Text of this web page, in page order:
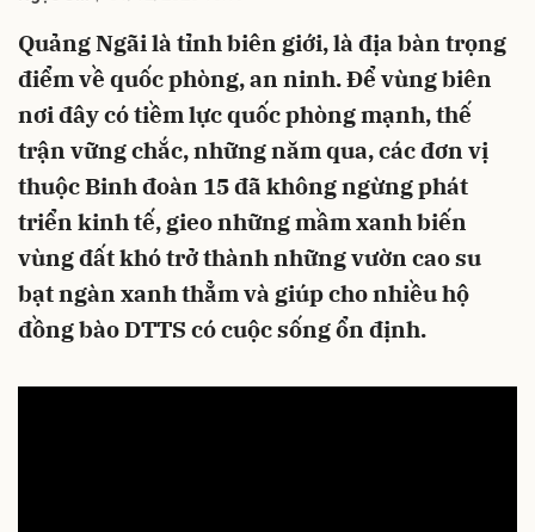
Quảng Ngãi là tỉnh biên giới, là địa bàn trọng
điểm về quốc phòng, an ninh. Để vùng biên
nơi đây có tiềm lực quốc phòng mạnh, thế
trận vững chắc, những năm qua, các đơn vị
thuộc Binh đoàn 15 đã không ngừng phát
triển kinh tế, gieo những mầm xanh biến
vùng đất khó trở thành những vườn cao su
bạt ngàn xanh thẳm và giúp cho nhiều hộ
đồng bào DTTS có cuộc sống ổn định.